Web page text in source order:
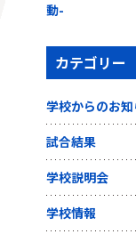
動-
カテゴリー
学校からのお
試合結果
学校説明会
学校情報